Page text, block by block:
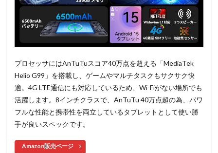
プロセッサにはAnTuTuスコア40万点を超える「MediaTek
Helio G99」を搭載し、ゲームやマルチタスクもサクサク快
適。4G LTE通信にも対応しているため、Wi-Fiがない場所でも
活躍します。8インチクラスで、AnTuTu 40万点超の為、パワ
フルな性能と携帯性を両立しているタブレットとして使い勝
手が良いスペックです。
Amazon販売ページ